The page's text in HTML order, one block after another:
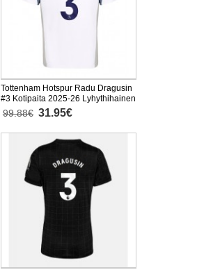
Tottenham Hotspur Radu Dragusin
#3 Kotipaita 2025-26 Lyhythihainen
99.88€ 31.95€